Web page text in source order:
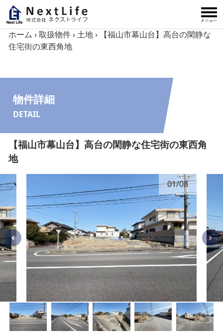
内容をスキップ
ホーム ›取扱物件›土地›
【福山市幕山台】高台の閑静な
住宅街の東西角地
物件詳細
DETAIL
【福山市幕山台】高台の閑静な住宅街の東西角
地
01/08